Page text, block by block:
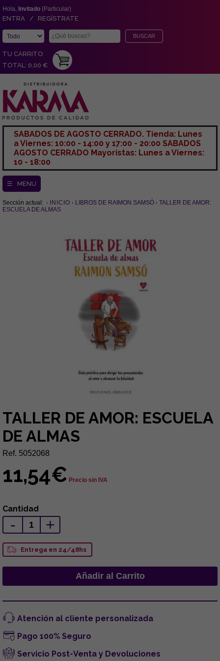
Hola, Invitado (Particular)
ENTRA / REGÍSTRATE
TU CARRITO
TOTAL: 0,00 €
SABADOS DE AGOSTO CERRADO. Tienda: Lunes
a Viernes: 10:00 - 14:00 y 17:00 - 20:00 SABADOS
AGOSTO CERRADO Mayoristas: Lunes a Viernes:
10 - 18:00
☰ MENU
Sección actual: INICIO LIBROS DE RAIMON SAMSÓ
TALLER DE AMOR:
ESCUELA DE ALMAS
TALLER DE AMOR: ESCUELA
DE ALMAS
Ref. 5052068
11,54€ Precio sin IVA
Cantidad
- +
Entrega en 24/48hs
Atención al cliente personalizada
Pago 100% Seguro
Servicio Post-Venta y Devoluciones